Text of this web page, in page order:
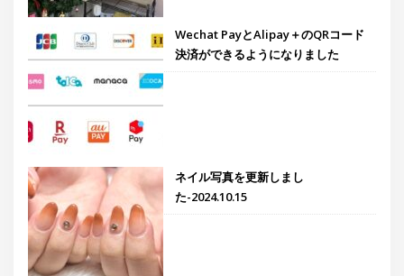
Wechat PayとAlipay＋のQRコード
決済ができるようになりました
ネイル写真を更新しまし
た-2024.10.15